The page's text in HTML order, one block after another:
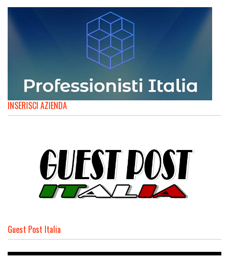
INSERISCI AZIENDA
Guest Post Italia